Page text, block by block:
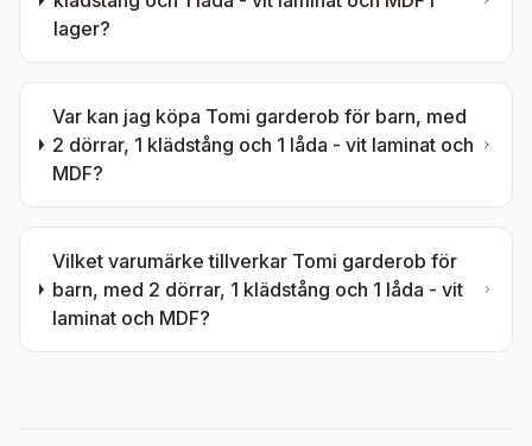
lager?
Var kan jag köpa Tomi garderob för barn, med
2 dörrar, 1 klädstång och 1 låda - vit laminat och
MDF?
Vilket varumärke tillverkar Tomi garderob för
barn, med 2 dörrar, 1 klädstång och 1 låda - vit
laminat och MDF?